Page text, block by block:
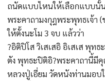
ถนัดแบบไหนให้เลือกแบบนั้น
พระคาถามงกุฎพระพุทธเจ้า
ให้ตั้งนะโม 3 จบ แล้วว่า
?อิติปิโส วิเสเสอิ อิเสเส พุท
ตัง พุทธะปิติอิ?พระคาถานี้มี
หลวงปู่เอี่ยม วัดหนังท่านมอบ